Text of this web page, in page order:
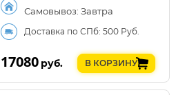
Самовывоз: Завтра
Доставка по СПб: 500 Руб.
17080 руб. В КОРЗИНУ